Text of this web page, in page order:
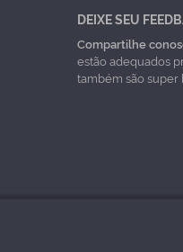
DEIXE SEU
Compartilhe
estão adequados
também são super